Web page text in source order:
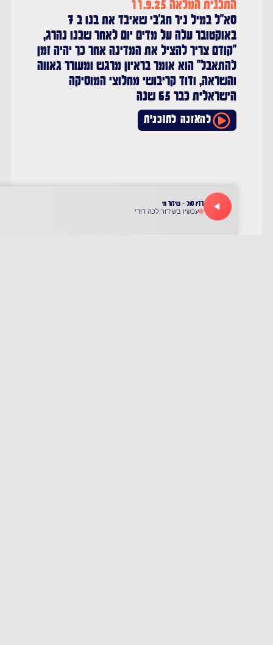
התכנית המלאה 11.9.25
סא"ל במיל ניר חג'בי שאיבד את בנו ב 7
באוקטובר עלה על מדים יום לאחר שבנו נהרג,
"קודם צריך להציל את המדינה אחר כך יהיה זמן
להתאבל" הוא אומר בראיון מרגש ומעורר גאווה
והשראה, ודוד קריבושי מחלוצי המוסיקה
הישראלית כבר 65 שנה
להאזנה לתוכנית
התכנית המלאה 28.8.25
האם ישראל מיצתה את כל ההישגים בעזה וזה